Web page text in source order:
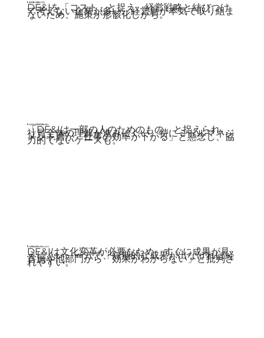
1. 経営層の理解の不足
DE&Iを「コスト」と捉え、経営戦略と結びつけ
て考えない企業が多い。経営層が本気で取り組ま
ないため、施策が形骸化しがち。
2. 社内の当事者意識の低さ
「DE&Iは一部の人のためのもの」と捉えられ、
社員全体の理解が進みにくい。特にミドルマネジ
メント層が「仕事の効率が下がる」と懸念し、協
力的でないケースも。
3. 短期的成果を求められる
DE&Iは文化変革が必要なため、すぐに成果が見
えにくい。一方で、短期的な成果が出なければ経
営層や他部門から「効果がわからない」と批判さ
れやすい。